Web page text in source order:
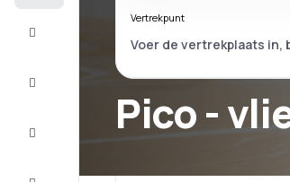
Pico -
Vertrekpunt